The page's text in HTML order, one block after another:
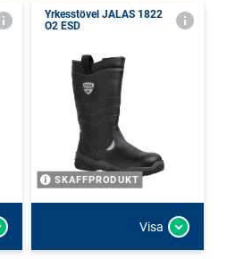
Yrkesstövel JALAS 1822
O2 ESD
SKAFFPRODUKT
Visa